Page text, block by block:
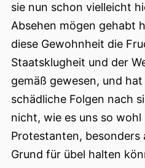
sie nun schon vielleicht
Absehen mögen gehabt
diese Gewohnheit die
Staatsklugheit und der
gemäß gewesen, und
schädliche Folgen nach
nicht, wie es uns so
Protestanten, besonders
Grund für übel halten